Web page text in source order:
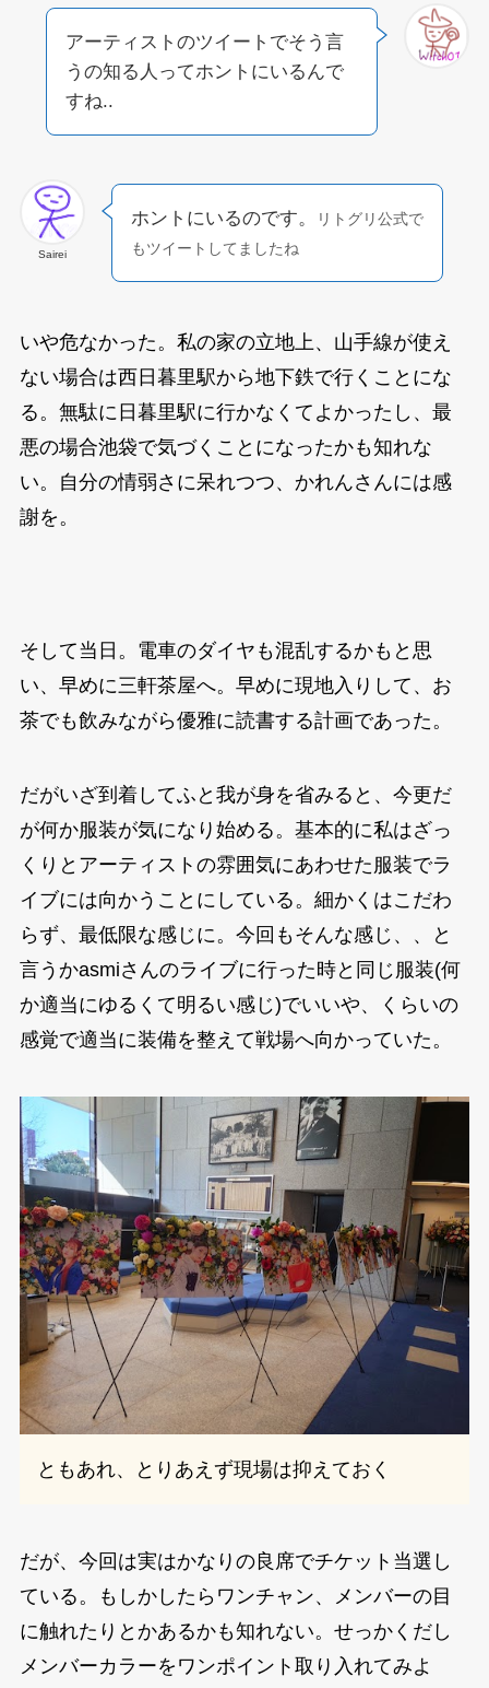
アーティストのツイートでそう言
うの知る人ってホントにいるんで
すね..
Sairei
ホントにいるのです。
リトグリ公式で
もツイートしてましたね
いや危なかった。私の家の立地上、山手線が使え
ない場合は西日暮里駅から地下鉄で行くことにな
る。無駄に日暮里駅に行かなくてよかったし、最
悪の場合池袋で気づくことになったかも知れな
い。自分の情弱さに呆れつつ、かれんさんには感
謝を。
そして当日。電車のダイヤも混乱するかもと思
い、早めに三軒茶屋へ。早めに現地入りして、お
茶でも飲みながら優雅に読書する計画であった。
だがいざ到着してふと我が身を省みると、今更だ
が何か服装が気になり始める。基本的に私はざっ
くりとアーティストの雰囲気にあわせた服装でラ
イブには向かうことにしている。細かくはこだわ
らず、最低限な感じに。今回もそんな感じ、、と
言うかasmiさんのライブに行った時と同じ服装(何
か適当にゆるくて明るい感じ)でいいや、くらいの
感覚で適当に装備を整えて戦場へ向かっていた。
ともあれ、とりあえず現場は抑えておく
だが、今回は実はかなりの良席でチケット当選し
ている。もしかしたらワンチャン、メンバーの目
に触れたりとかあるかも知れない。せっかくだし
メンバーカラーをワンポイント取り入れてみよ